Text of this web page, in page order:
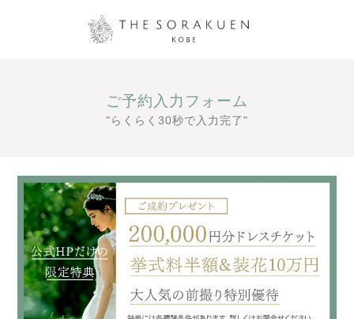
ご予約入力フォーム
"らくらく30秒で入力完了"